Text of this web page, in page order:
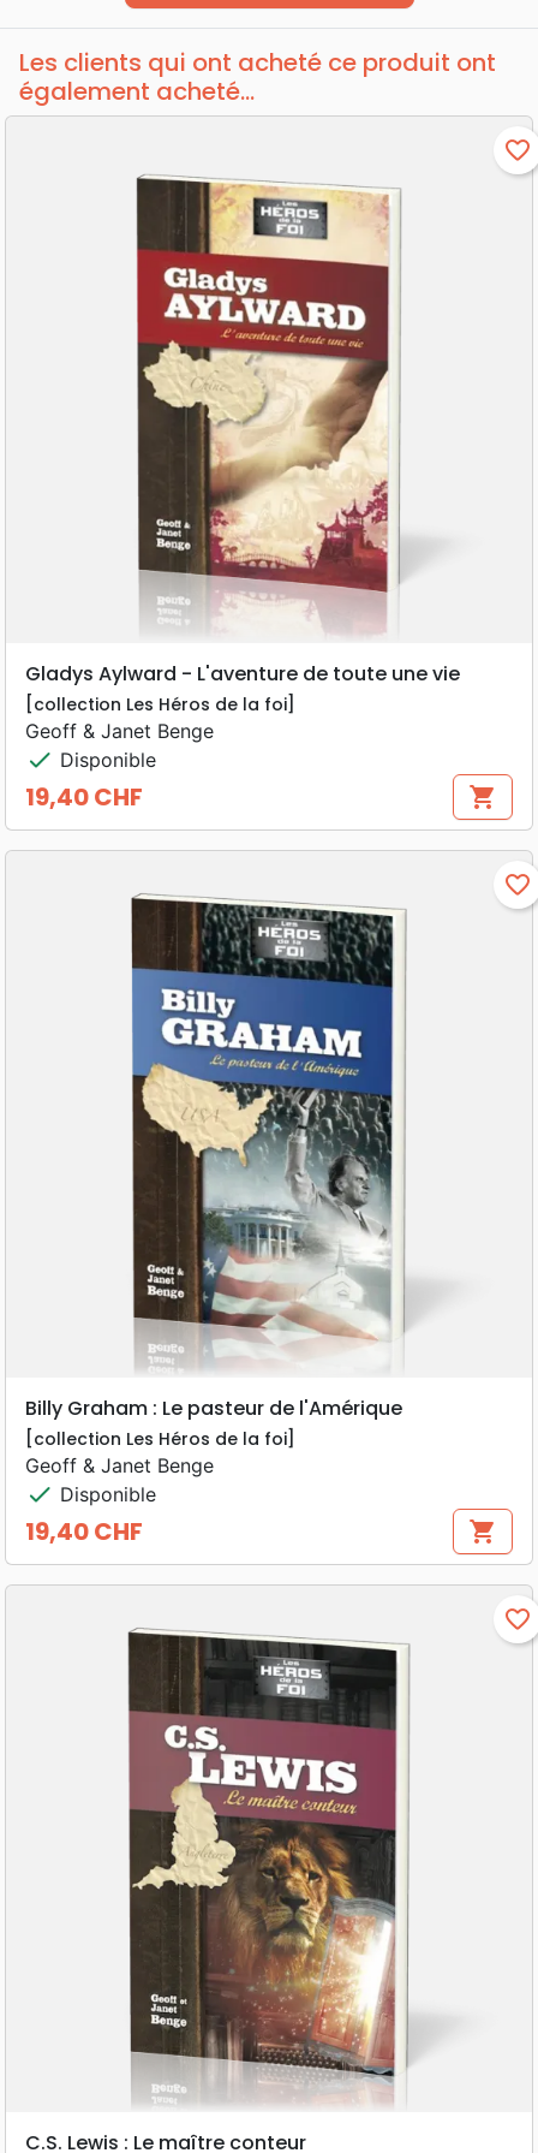
Les clients qui ont acheté ce produit ont
également acheté...
favorite_border
Gladys Aylward - L'aventure de toute une vie
[collection Les Héros de la foi]
Geoff & Janet Benge
check Disponible
Prix
19,40 CHF shopping_cart
favorite_border
Billy Graham : Le pasteur de l'Amérique
[collection Les Héros de la foi]
Geoff & Janet Benge
check Disponible
Prix
19,40 CHF shopping_cart
favorite_border
C.S. Lewis : Le maître conteur